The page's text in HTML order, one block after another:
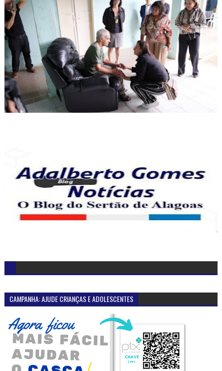
CAMPANHA: AJUDE CRIANÇAS E ADOLESCENTES